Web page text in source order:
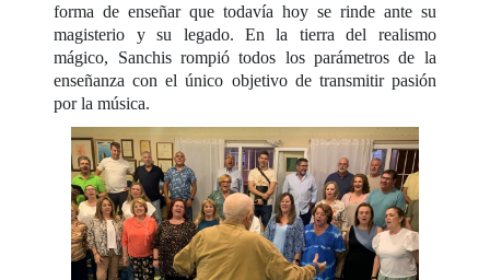
forma de enseñar que todavía hoy se rinde ante su
magisterio y su legado. En la tierra del realismo
mágico, Sanchis rompió todos los parámetros de la
enseñanza con el único objetivo de transmitir pasión
por la música.